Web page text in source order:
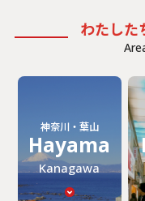
わたした
神奈川・葉山
Hayama
Kanagawa